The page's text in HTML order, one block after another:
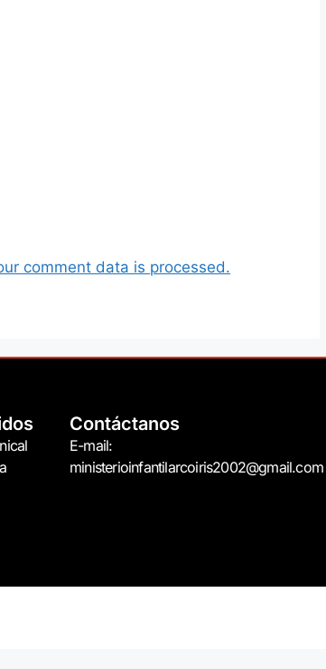
comment data is processed.
Contáctanos
E-mail:
ministerioinfantilarcoiris2002@gmail.com